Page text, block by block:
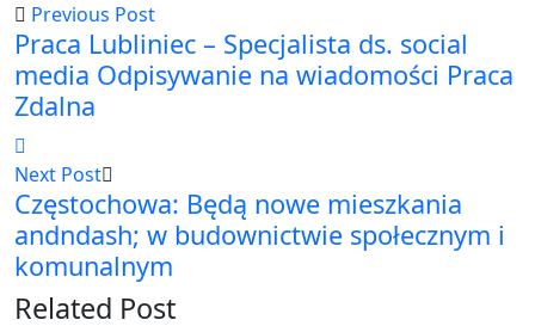
Previous Post
Praca Lubliniec – Specjalista ds. social
media Odpisywanie na wiadomości Praca
Zdalna
Next Post
Częstochowa: Będą nowe mieszkania
andndash; w budownictwie społecznym i
komunalnym
Related Post